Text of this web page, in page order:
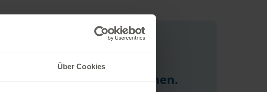
Über Cookies
Sprechen wir zusammen.